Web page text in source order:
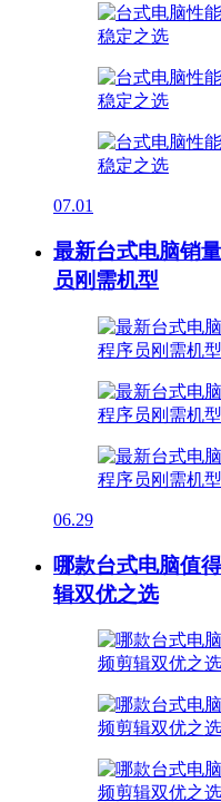
07.01
最新台式电脑销
员刚需机型
06.29
哪款台式电脑值
辑双优之选